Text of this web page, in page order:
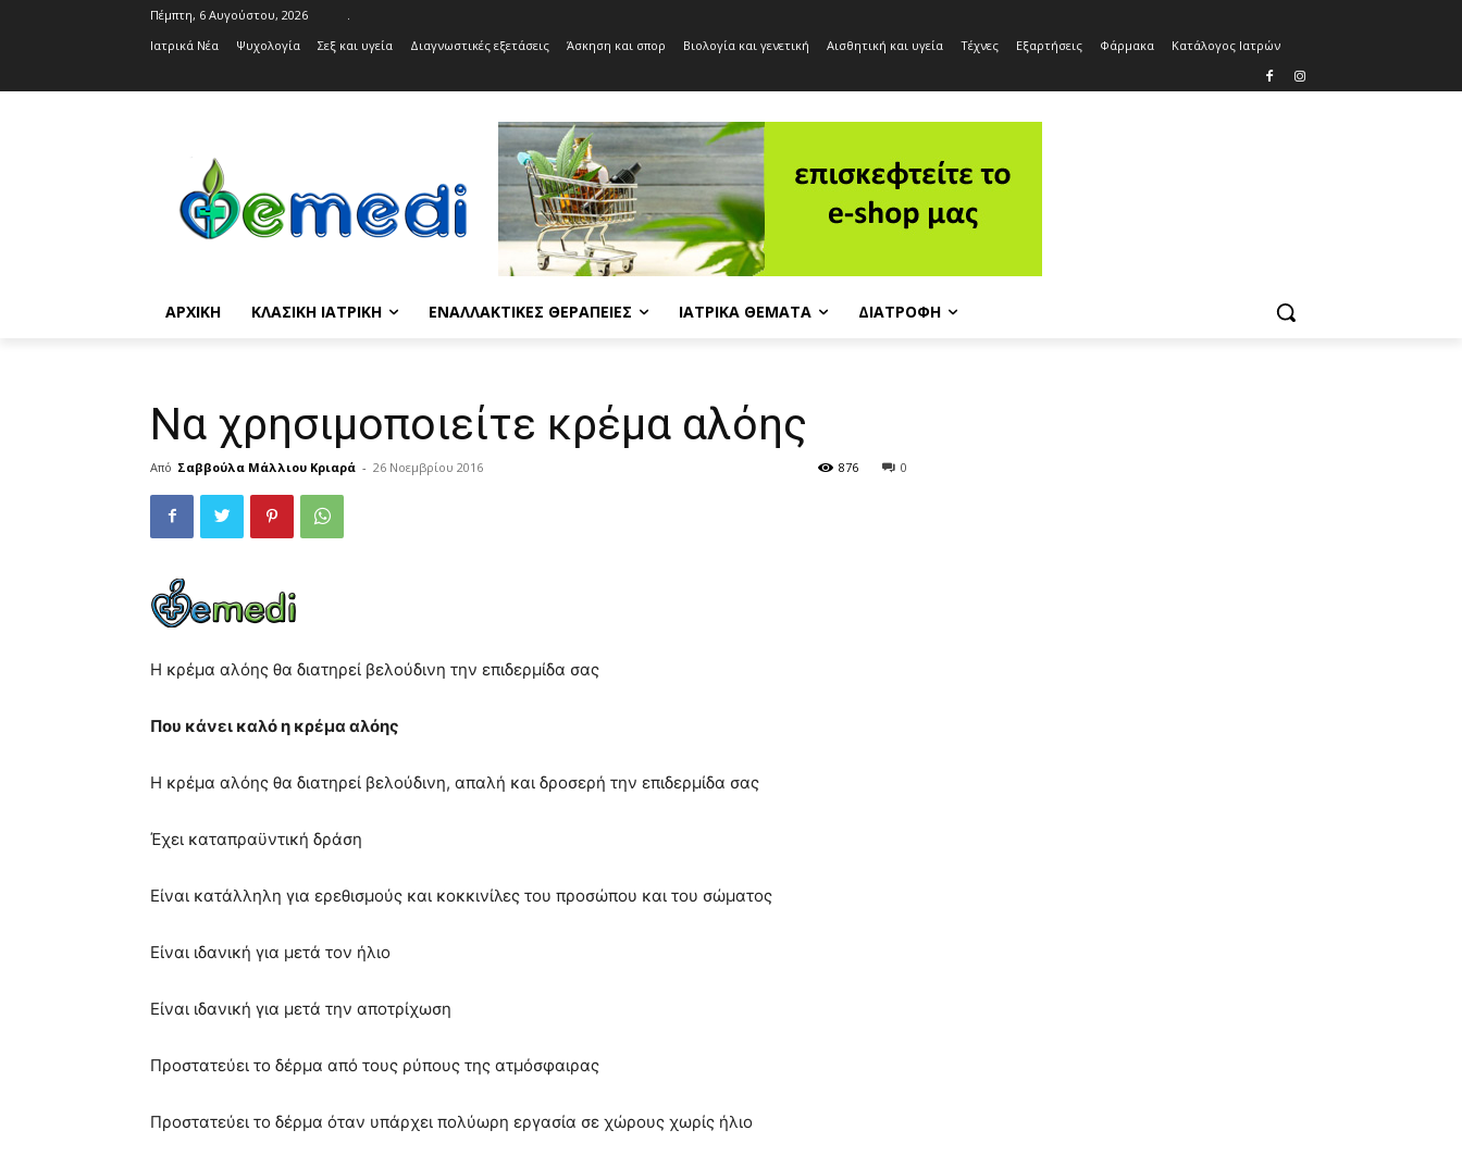
Πέμπτη, 6 Αυγούστου, 2026
.
Ιατρικά Νέα
Ψυχολογία Σεξ και υγεία Διαγνωστικές εξετάσεις Άσκηση και σπορ Βιολογία και γενετική Αισθητική και υγεία Τέχνες Εξαρτήσεις Φάρμακα Κατάλογος Ιατρών
ΑΡΧΙΚΉ ΚΛΑΣΙΚΉ ΙΑΤΡΙΚΉ ΕΝΑΛΛΑΚΤΙΚΈΣ ΘΕΡΑΠΕΊΕΣ ΙΑΤΡΙΚΆ ΘΈΜΑΤΑ ΔΙΑΤΡΟΦΉ
Να χρησιμοποιείτε κρέμα αλόης
Από Σαββούλα Μάλλιου Κριαρά - 26 Νοεμβρίου 2016 0
876
Η κρέμα αλόης θα διατηρεί βελούδινη την επιδερμίδα σας
Που κάνει καλό η κρέμα αλόης
Η κρέμα αλόης θα διατηρεί βελούδινη, απαλή και δροσερή την επιδερμίδα σας
Έχει καταπραϋντική δράση
Είναι κατάλληλη για ερεθισμούς και κοκκινίλες του προσώπου και του σώματος
Είναι ιδανική για μετά τον ήλιο
Είναι ιδανική για μετά την αποτρίχωση
Προστατεύει το δέρμα από τους ρύπους της ατμόσφαιρας
Προστατεύει το δέρμα όταν υπάρχει πολύωρη εργασία σε χώρους χωρίς ήλιο